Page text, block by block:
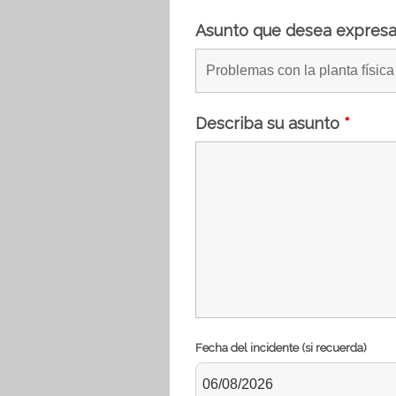
Asunto que desea
Describa su asunto *
Fecha del incidente (si recuerda)